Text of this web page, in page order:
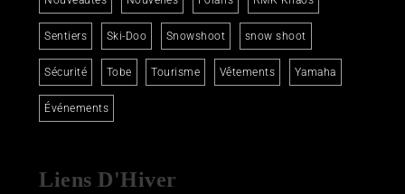
Sentiers Ski-Doo Snowshoot snow shoot
Sécurité Tobe Tourisme Vêtements Yamaha
Événements
Liens D'Hiver